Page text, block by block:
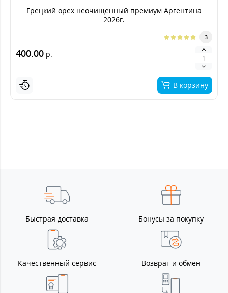
Грецкий орех неочищенный премиум Аргентина
2026г.
3
400.00 р.
В корзину
Быстрая доставка Бонусы за покупку
Качественный сервис Возврат и обмен